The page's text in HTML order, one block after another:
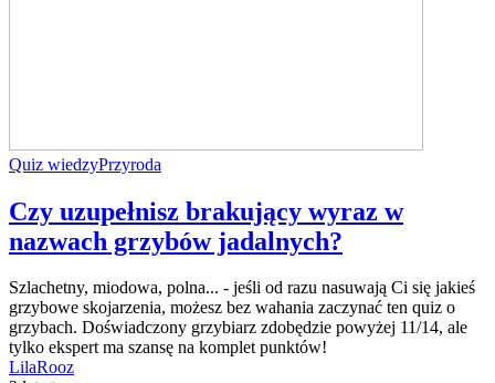
Quiz wiedzyPrzyroda
Czy uzupełnisz brakujący wyraz w
nazwach grzybów jadalnych?
Szlachetny, miodowa, polna... - jeśli od razu nasuwają Ci się jakieś
grzybowe skojarzenia, możesz bez wahania zaczynać ten quiz o
grzybach. Doświadczony grzybiarz zdobędzie powyżej 11/14, ale
tylko ekspert ma szansę na komplet punktów!
LilaRooz